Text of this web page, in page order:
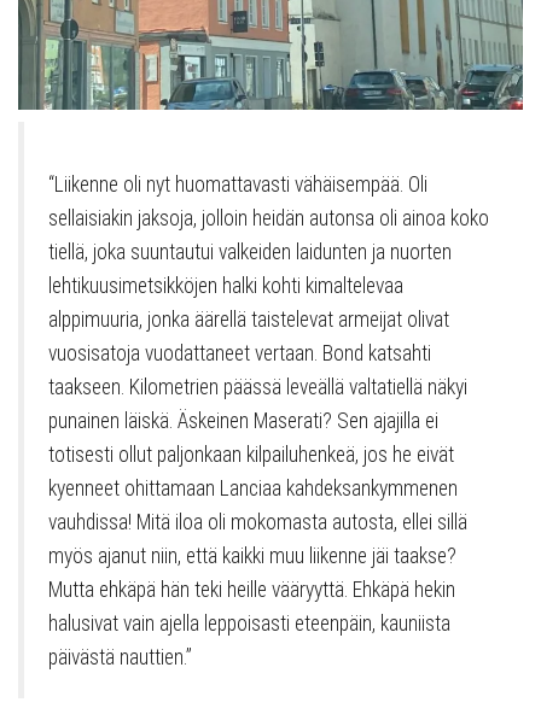
“Liikenne oli nyt huomattavasti vähäisempää. Oli
sellaisiakin jaksoja, jolloin heidän autonsa oli ainoa koko
tiellä, joka suuntautui valkeiden laidunten ja nuorten
lehtikuusimetsikköjen halki kohti kimaltelevaa
alppimuuria, jonka äärellä taistelevat armeijat olivat
vuosisatoja vuodattaneet vertaan. Bond katsahti
taakseen. Kilometrien päässä leveällä valtatiellä näkyi
punainen läiskä. Äskeinen Maserati? Sen ajajilla ei
totisesti ollut paljonkaan kilpailuhenkeä, jos he eivät
kyenneet ohittamaan Lanciaa kahdeksankymmenen
vauhdissa! Mitä iloa oli mokomasta autosta, ellei sillä
myös ajanut niin, että kaikki muu liikenne jäi taakse?
Mutta ehkäpä hän teki heille vääryyttä. Ehkäpä hekin
halusivat vain ajella leppoisasti eteenpäin, kauniista
päivästä nauttien.”